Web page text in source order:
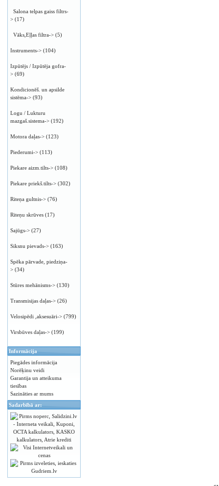
Salona telpas gaiss filtrs-
> (17)
Vāks,Eļļas filtra-> (5)
Instruments-> (104)
Izpūtējs / Izpūtēja gofra-
> (69)
Kondicionēš. un apsilde
sistēma-> (93)
Logu / Lukturu
mazgaš.sistema-> (192)
Motora daļas-> (123)
Piederumi-> (113)
Piekare aizm.tilts-> (108)
Piekare priekš.tilts-> (302)
Riteņa gultnis-> (76)
Riteņu skrūves (17)
Sajūgs-> (27)
Siksnu pievads-> (163)
Spēka pārvade, piedziņa-
> (34)
Stūres mehānisms-> (130)
Transmisijas daļas-> (26)
Velosipēdi ,aksesuāri-> (799)
Virsbūves daļas-> (199)
Informācija
Piegādes informācija
Norēķinu veidi
Garantija un atteikuma
tiesības
Sazināties ar mums
Sadarbībā ar: